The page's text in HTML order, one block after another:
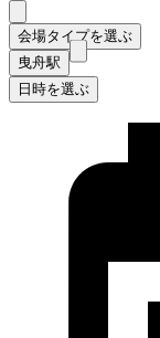
会場タイプを選ぶ
曳舟駅
日時を選ぶ